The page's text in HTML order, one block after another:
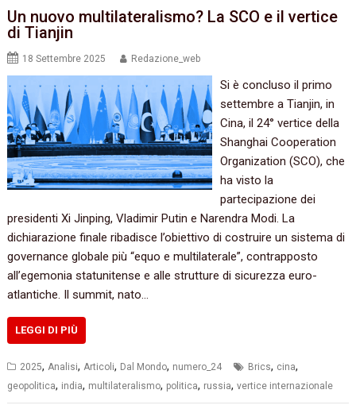
Un nuovo multilateralismo? La SCO e il vertice
di Tianjin
18 Settembre 2025 Redazione_web
Si è concluso il primo
settembre a Tianjin, in
Cina, il 24° vertice della
Shanghai Cooperation
Organization (SCO), che
ha visto la
partecipazione dei
presidenti Xi Jinping, Vladimir Putin e Narendra Modi. La
dichiarazione finale ribadisce l’obiettivo di costruire un sistema di
governance globale più “equo e multilaterale”, contrapposto
all’egemonia statunitense e alle strutture di sicurezza euro-
atlantiche. Il summit, nato…
LEGGI DI PIÙ
2025, Analisi, Articoli, Dal Mondo, numero_24 Brics, cina,
geopolitica, india, multilateralismo, politica, russia,vertice internazionale